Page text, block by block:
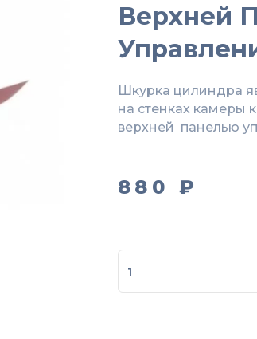
Верхней
Шкурка цилиндра
на стенках камеры
верхней панелью
880 ₽
товара
Шкурка